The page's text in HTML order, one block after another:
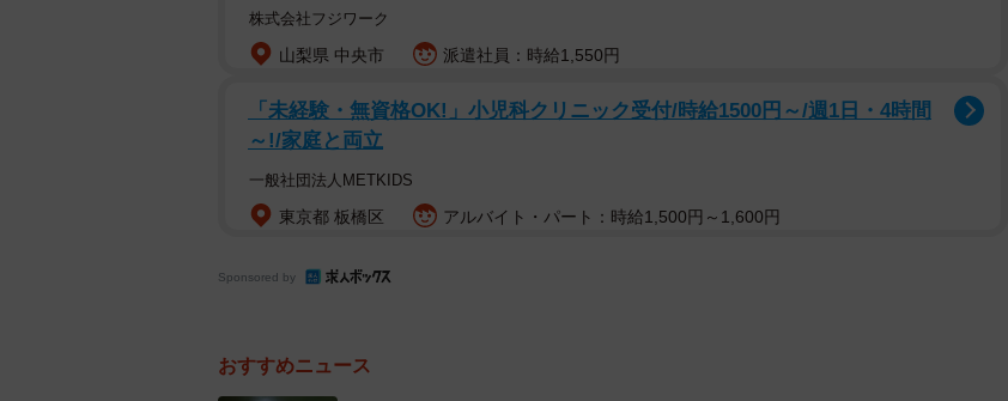
株式会社フジワーク
山梨県 中央市 派遣社員：時給1,550円
「未経験・無資格OK!」小児科クリニック受付/時給1500円～/週1日・4時間
～!/家庭と両立
一般社団法人METKIDS
東京都 板橋区 アルバイト・パート：時給1,500円～1,600円
Sponsored by
おすすめニュース